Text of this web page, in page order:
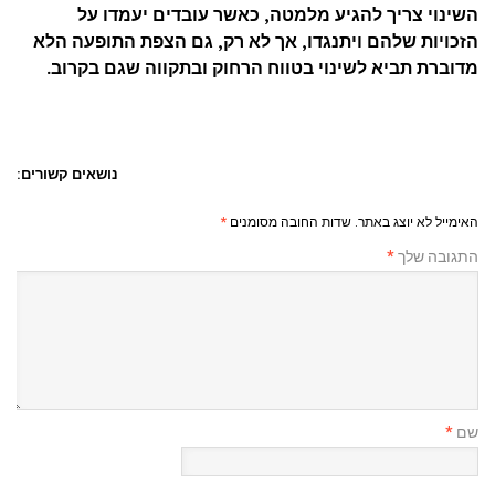
השינוי צריך להגיע מלמטה, כאשר עובדים יעמדו על
הזכויות שלהם ויתנגדו, אך לא רק, גם הצפת התופעה הלא
מדוברת תביא לשינוי בטווח הרחוק ובתקווה שגם בקרוב.
נושאים קשורים:
האימייל לא יוצג באתר. שדות החובה מסומנים *
התגובה שלך*
שם *